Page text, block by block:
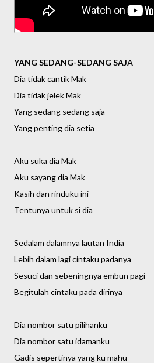
YANG SEDANG-SEDANG SAJA
Dia tidak cantik Mak
Dia tidak jelek Mak
Yang sedang sedang saja
Yang penting dia setia
Aku suka dia Mak
Aku sayang dia Mak
Kasih dan rinduku ini
Tentunya untuk si dia
Sedalam dalamnya lautan India
Lebih dalam lagi cintaku padanya
Sesuci dan sebeningnya embun pagi
Begitulah cintaku pada dirinya
Dia nombor satu pilihanku
Dia nombor satu idamanku
Gadis sepertinya yang ku mahu